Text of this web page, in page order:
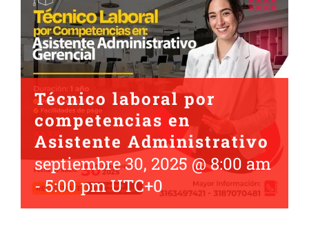
Técnico laboral por
competencias en
Asistente Administrativo
septiembre 30, 2025 @ 8:00 am
-5:00 pmUTC+0